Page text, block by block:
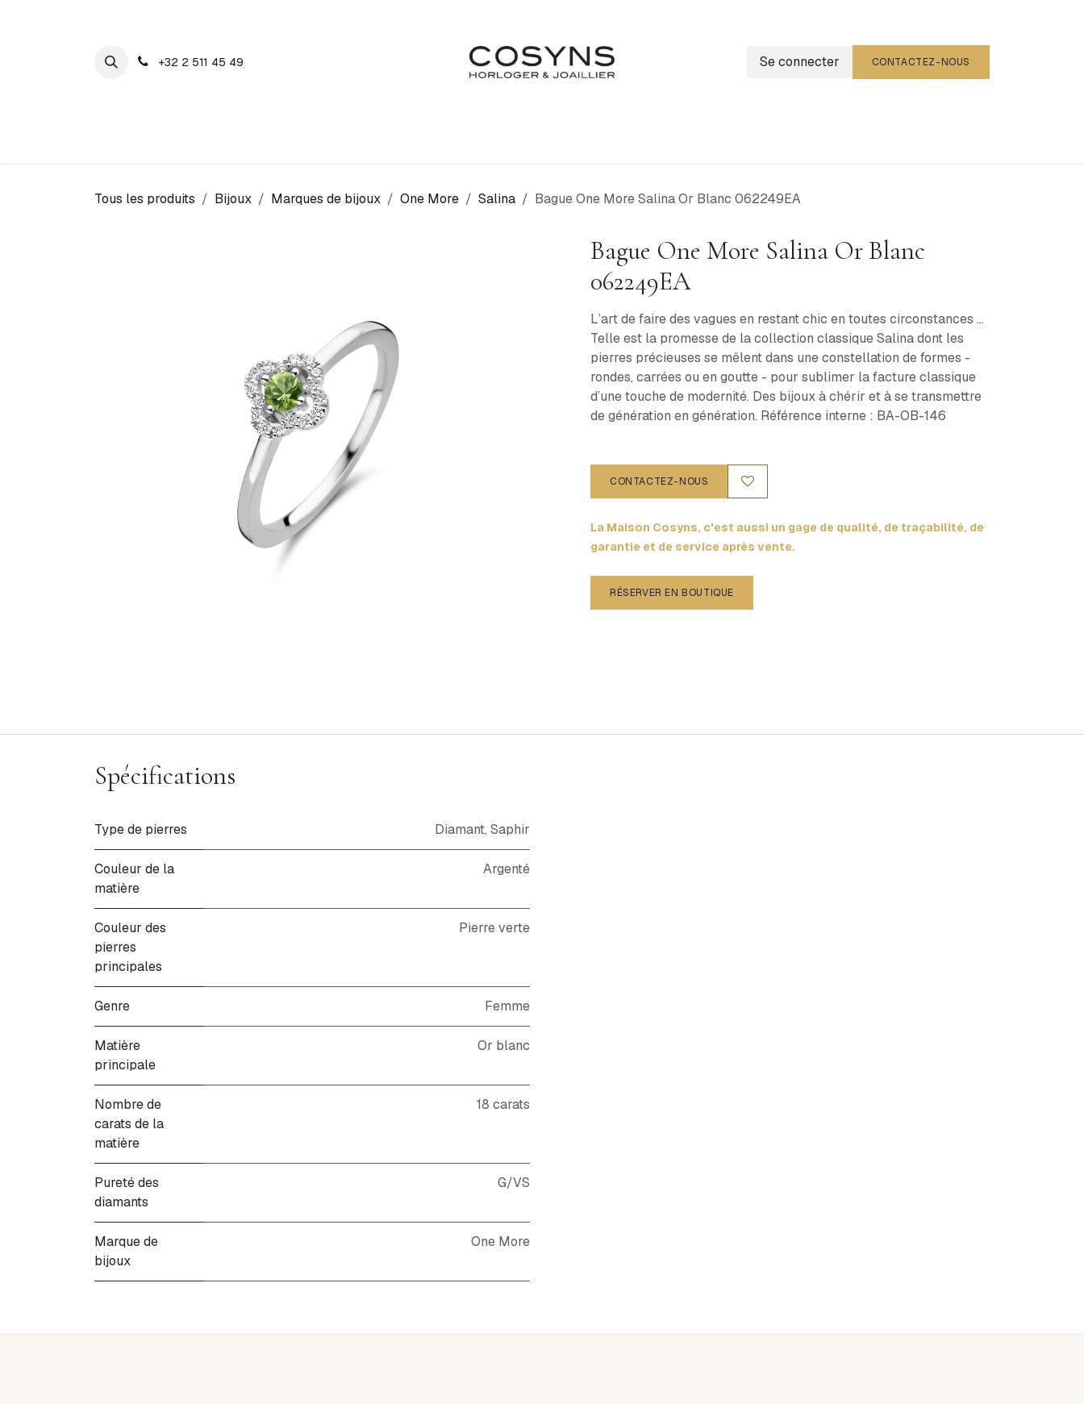
+32 2 511 45 49 Se connecter CONTACTEZ-NOUS
Tous les produits Bijoux Marques de bijoux One More Salina Bague One More Salina Or Blanc 062249EA
Bague One More Salina Or Blanc
062249EA
L’art de faire des vagues en restant chic en toutes circonstances ...
Telle est la promesse de la collection classique Salina dont les
pierres précieuses se mêlent dans une constellation de formes -
rondes, carrées ou en goutte - pour sublimer la facture classique
d’une touche de modernité. Des bijoux à chérir et à se transmettre
de génération en génération. Référence interne : BA-OB-146
CONTACTEZ-NOUS
La Maison Cosyns, c'est aussi un gage de qualité, de traçabilité, de
garantie et de service après vente.
RÉSERVER EN BOUTIQUE
Spécifications
Type de pierres Diamant, Saphir
Couleur de la
matière
Argenté
Couleur des
pierres
principales
Pierre verte
Genre Femme
Matière
principale
Or blanc
Nombre de
carats de la
matière
18 carats
Pureté des
diamants
G/VS
Marque de
bijoux
One More